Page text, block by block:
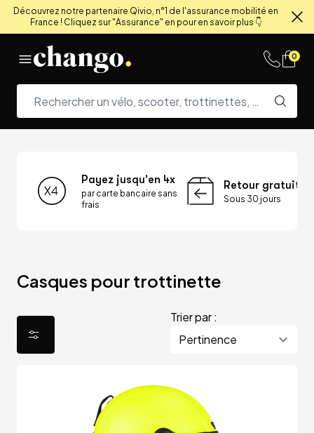
Découvrez notre partenaire Qivio, n°1 de l'assurance mobilité en
France ! Cliquez sur "Assurance" en pour en savoir plus 👇
0
Payez jusqu'en 4x
par carte bancaire sans
frais
Retour gratuit
Sous 30 jours
Casques pour trottinette
Trier par :